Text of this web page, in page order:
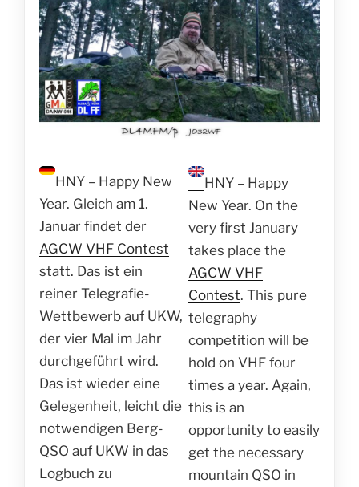
HNY – Happy New
Year. Gleich am 1.
Januar findet der
AGCW VHF Contest
statt. Das ist ein
reiner Telegrafie-
Wettbewerb auf UKW,
der vier Mal im Jahr
durchgeführt wird.
Das ist wieder eine
Gelegenheit, leicht die
notwendigen Berg-
QSO auf UKW in das
Logbuch zu
HNY – Happy
New Year. On the
very first January
takes place the
AGCW VHF
Contest. This pure
telegraphy
competition will be
hold on VHF four
times a year. Again,
this is an
opportunity to easily
get the necessary
mountain QSO in